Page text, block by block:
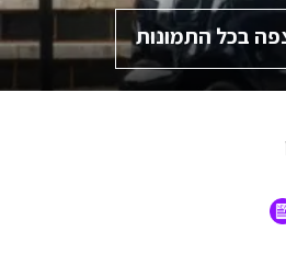
בכל התמונות